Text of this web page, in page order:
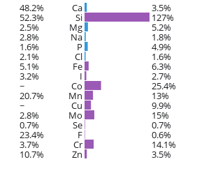
48.2%
52.3%
2.5%
2.8%
1.6%
2.1%
5.1%
3.2%
~
20.7%
~
2.8%
0.7%
23.4%
3.7%
10.7%
Ca 3.5%
Si 127%
Mg 5.2%
Na 1.8%
P 4.9%
Cl 1.6%
Fe 6.3%
I 2.7%
Co 25.4%
Mn 13%
Cu 9.9%
Mo 15%
Se 0.7%
F 0.6%
Cr 14.1%
Zn 3.5%